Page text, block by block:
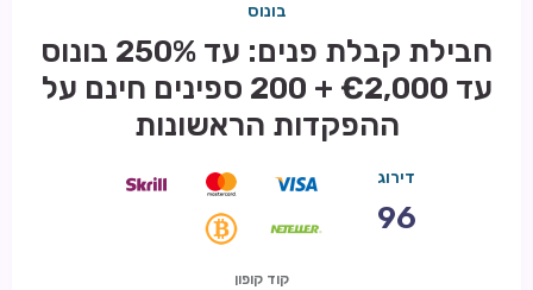
בונוס
חבילת קבלת פנים: עד 250% בונוס
עד €2,000 + 200 ספינים חינם על
ההפקדות הראשונות
דירוג
96
קוד קופון